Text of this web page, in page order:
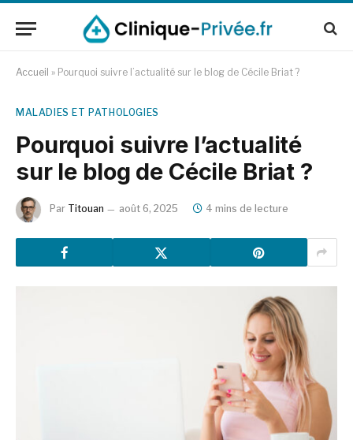
Accueil » Pourquoi suivre l’actualité sur le blog de Cécile Briat ?
MALADIES ET PATHOLOGIES
Pourquoi suivre l’actualité
sur le blog de Cécile Briat ?
Par Titouan août 6, 2025 4 mins de lecture